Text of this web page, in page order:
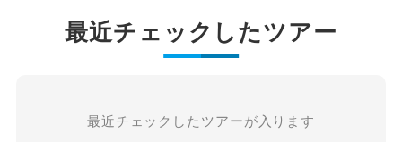
最近チェックしたツアー
最近チェックしたツアーが入ります